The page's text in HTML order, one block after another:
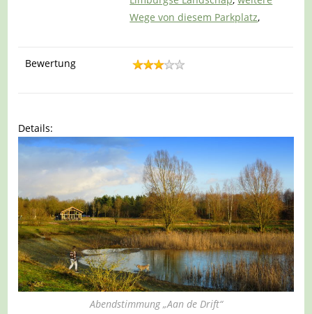
Wege von diesem Parkplatz,
Bewertung
Details:
Abendstimmung „Aan de Drift“